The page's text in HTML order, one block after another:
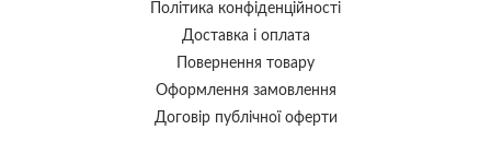
Політика конфіденційності
Доставка і оплата
Повернення товару
Оформлення замовлення
Договір публічної оферти